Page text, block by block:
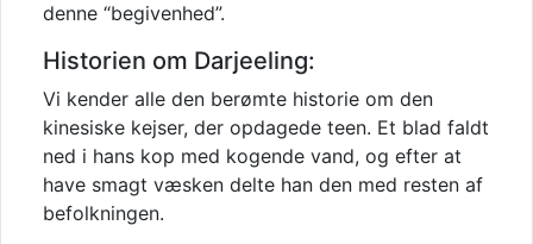
denne “begivenhed”.
Historien om Darjeeling:
Vi kender alle den berømte historie om den
kinesiske kejser, der opdagede teen. Et blad faldt
ned i hans kop med kogende vand, og efter at
have smagt væsken delte han den med resten af
befolkningen.